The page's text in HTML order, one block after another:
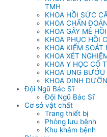
TMH
KHOA HỒI SỨC
KHOA CHẨN
KHOA GÂY MÊ
KHOA PHỤC HỒI
KHOA KIỂM SOÁT
KHOA XÉT
KHOA Y HỌC CỔ
KHOA UNG BƯỚU
KHOA DINH
Đội Ngũ Bác Sĩ
Đội Ngũ Bác Sĩ
Cơ sở vật chất
Trang thiết bị
Phòng lưu bệnh
Khu khám bệnh